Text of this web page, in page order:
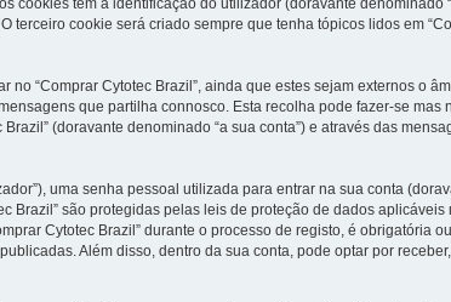
terceiro cookie será criado sempre que tenha tópicos lidos em
“Comprar Cytotec Brazil”, ainda que estes sejam externos o
que partilha connosco. Esta recolha pode fazer-se
(doravante denominado “a sua conta”) e através das
uma senha pessoal utilizada para entrar na sua conta
Brazil” são protegidas pelas leis de proteção de dados
Cytotec Brazil” durante o processo de registo, é obrigatória
Além disso, dentro da sua conta, pode optar por